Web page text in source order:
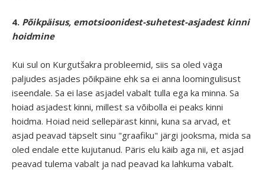
4. Põikpäisus, emotsioonidest-suhetest-asjadest kinni
hoidmine
Kui sul on Kurgutšakra probleemid, siis sa oled väga
paljudes asjades põikpäine ehk sa ei anna loomingulisust
iseendale. Sa ei lase asjadel vabalt tulla ega ka minna. Sa
hoiad asjadest kinni, millest sa võibolla ei peaks kinni
hoidma. Hoiad neid sellepärast kinni, kuna sa arvad, et
asjad peavad täpselt sinu "graafiku" järgi jooksma, mida sa
oled endale ette kujutanud. Päris elu käib aga nii, et asjad
peavad tulema vabalt ja nad peavad ka lahkuma vabalt.